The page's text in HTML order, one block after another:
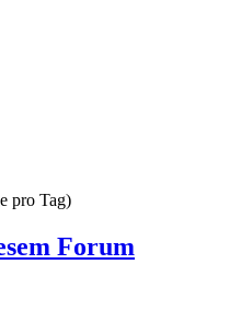
pro Tag)
Forum